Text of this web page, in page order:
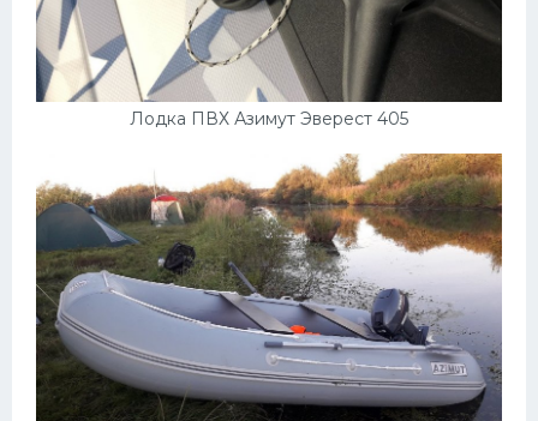
Лодка ПВХ Азимут Эверест 405